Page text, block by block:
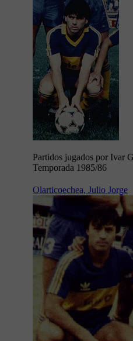
Partidos jugados por Ivar
Temporada 1985/86
Olarticoechea, Julio Jorge